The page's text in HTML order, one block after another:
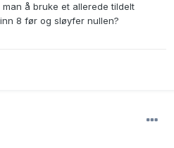
å bruke et allerede tildelt
8 før og sløyfer nullen?